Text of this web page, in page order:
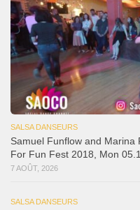
SALSA DANSEURS
Samuel Funflow and Marina
For Fun Fest 2018, Mon
7 AOÛT, 2026
SALSA DANSEURS